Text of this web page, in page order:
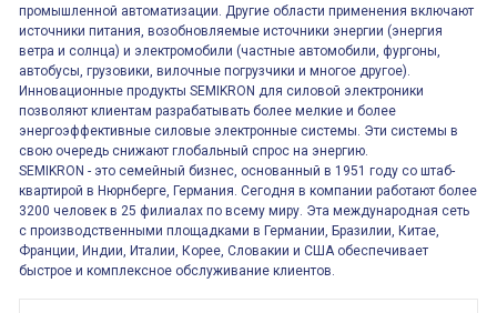
промышленной автоматизации. Другие области применения включают
источники питания, возобновляемые источники энергии (энергия
ветра и солнца) и электромобили (частные автомобили, фургоны,
автобусы, грузовики, вилочные погрузчики и многое другое).
Инновационные продукты SEMIKRON для силовой электроники
позволяют клиентам разрабатывать более мелкие и более
энергоэффективные силовые электронные системы. Эти системы в
свою очередь снижают глобальный спрос на энергию.
SEMIKRON - это семейный бизнес, основанный в 1951 году со штаб-
квартирой в Нюрнберге, Германия. Сегодня в компании работают более
3200 человек в 25 филиалах по всему миру. Эта международная сеть
с производственными площадками в Германии, Бразилии, Китае,
Франции, Индии, Италии, Корее, Словакии и США обеспечивает
быстрое и комплексное обслуживание клиентов.